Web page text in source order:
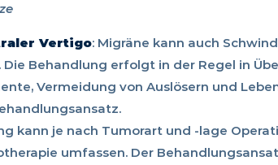
Vertigo: Migräne kann auch
Die Behandlung erfolgt in der Regel in
Vermeidung von Auslösern und
kann je nach Tumorart und -lage
umfassen. Der